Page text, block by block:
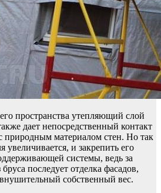
пространства утепляющий слой
дает непосредственный контакт
материалом стен. Но так
увеличивается, и закрепить его
системы, ведь за
последует отделка фасадов,
собственный вес.